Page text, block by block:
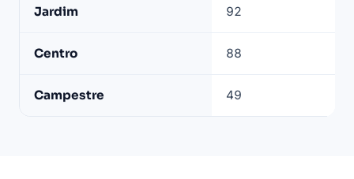
André:
com
estabelecimentos
Jardim 92
Centro 88
Campestre 49